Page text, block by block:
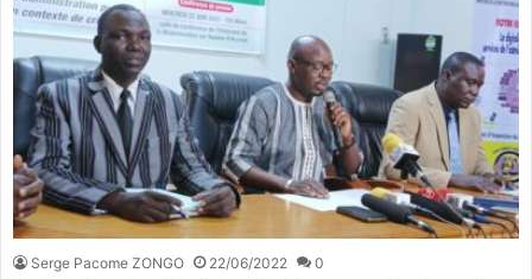
Serge Pacome ZONGO 22/06/2022 0